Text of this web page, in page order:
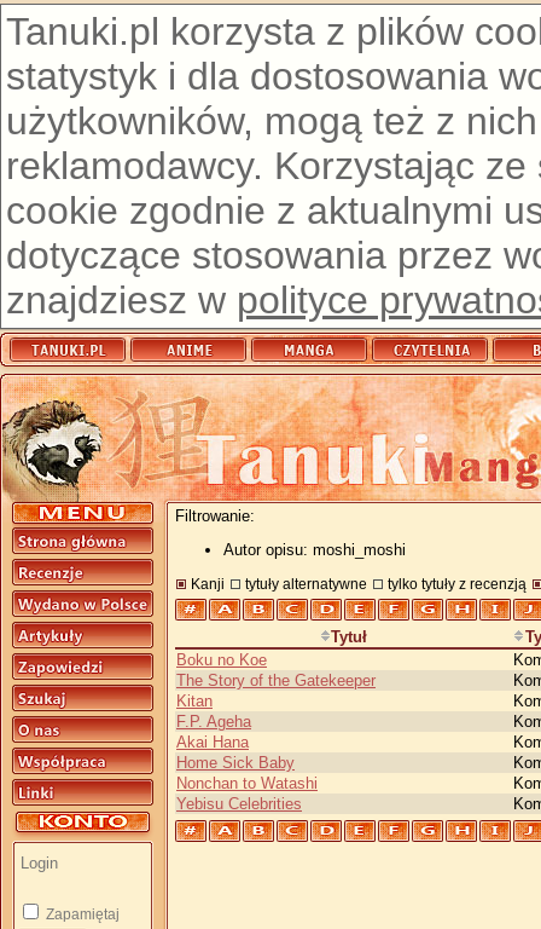
Tanuki.pl korzysta z plików
statystyk i dla dostosowania
użytkowników, mogą też z
reklamodawcy. Korzystając
cookie zgodnie z aktualnymi
dotyczące stosowania przez
znajdziesz w polityce
Zapamiętaj
Filtrowanie:
Autor opisu: moshi_moshi
Kanji tytuły alternatywne tylko tytuły z recenzją
Tytuł
Boku no Koe
The Story of the Gatekeeper
Kitan
F.P. Ageha
Akai Hana
Home Sick Baby
Nonchan to Watashi
Yebisu Celebrities